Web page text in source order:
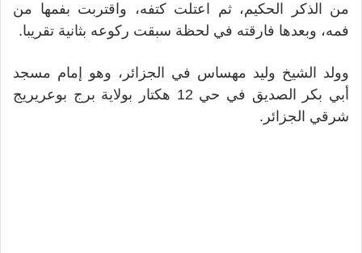
من الذكر الحكيم، ثم اعتلت كتفه، واقتربت بفمها من
فمه، وبعدها فارقته في لحظة سبقت ركوعه بثانية تقريبا.
وولد الشيخ وليد مهساس في الجزائر، وهو إمام مسجد
أبي بكر الصديق في حي 12 هكتار بولاية برج بوعريريج
شرقي الجزائر.